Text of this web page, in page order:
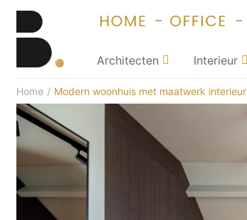
Architecten Interieur
Home / Modern woonhuis met maatwerk interieur